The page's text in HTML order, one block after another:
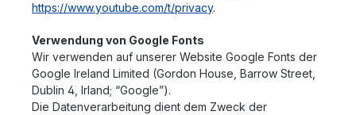
https://www.youtube.com/t/privacy.
Verwendung von Google Fonts
Wir verwenden auf unserer Website Google Fonts der
Google Ireland Limited (Gordon House, Barrow Street,
Dublin 4, Irland; “Google”).
Die Datenverarbeitung dient dem Zweck der